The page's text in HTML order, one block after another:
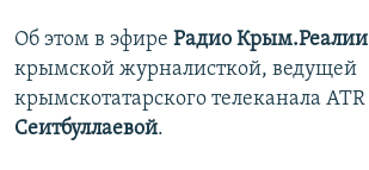
Об этом в эфире Радио Крым.Реалии
крымской журналисткой, ведущей
крымскотатарского телеканала ATR
Сеитбуллаевой.